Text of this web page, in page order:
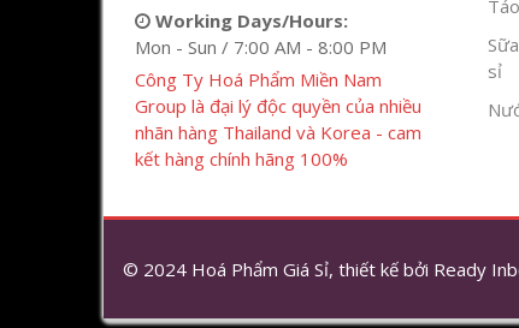
Working Days/Hours:
Mon - Sun / 7:00 AM - 8:00 PM
Công Ty Hoá Phẩm Miền Nam
Group là đại lý độc quyền của nhiều
nhãn hàng Thailand và Korea - cam
kết hàng chính hãng 100%
sỉ
© 2024 Hoá Phẩm Giá Sỉ, thiết kế bởi Ready